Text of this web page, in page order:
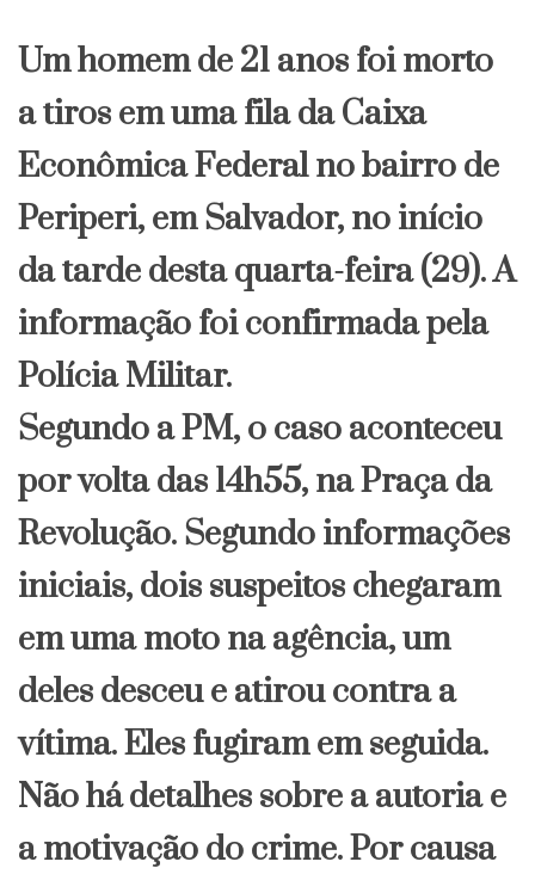
Um homem de 21 anos foi morto
a tiros em uma fila da Caixa
Econômica Federal no bairro de
Periperi, em Salvador, no início
da tarde desta quarta-feira (29). A
informação foi confirmada pela
Polícia Militar.
Segundo a PM, o caso aconteceu
por volta das 14h55, na Praça da
Revolução. Segundo informações
iniciais, dois suspeitos chegaram
em uma moto na agência, um
deles desceu e atirou contra a
vítima. Eles fugiram em seguida.
Não há detalhes sobre a autoria e
a motivação do crime. Por causa